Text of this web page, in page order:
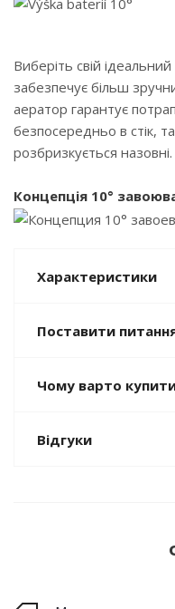
Виберіть свій
забезпечує більш
аератор гарантує
безпосередньо в стік,
розбризкується назовні.
Концепція 10°
Характеристики
Поставити
Чому варто
Відгуки